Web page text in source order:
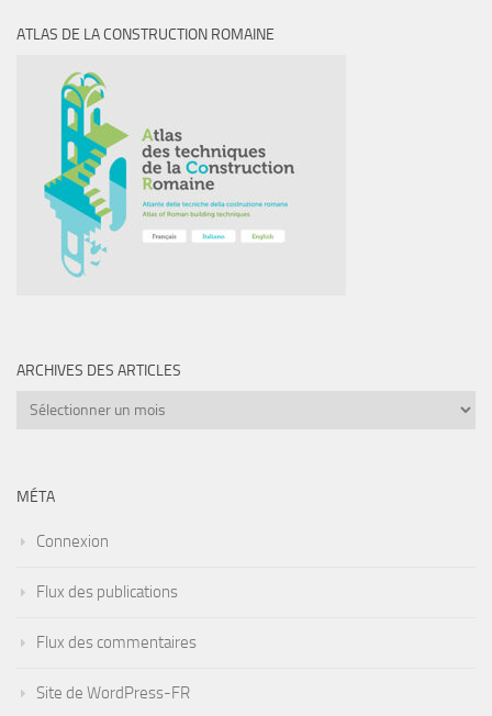
ATLAS DE LA CONSTRUCTION ROMAINE
ARCHIVES DES ARTICLES
Archives
MÉTA
Connexion
Flux des publications
Flux des commentaires
Site de WordPress-FR